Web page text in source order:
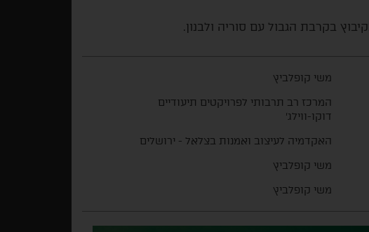
בקרבת הגבול עם סוריה ולבנון.
משי קופלביץ
המרכז רב תרבותי לפרויקטים תיעודיים
דוקו-ווילג'
האקדמיה לעיצוב ואמנות בצלאל - ירושלים
משי קופלביץ
משי קופלביץ